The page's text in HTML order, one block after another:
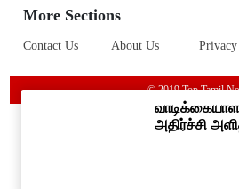
More Sections
Contact Us About Us
© 2019 Top Tamil